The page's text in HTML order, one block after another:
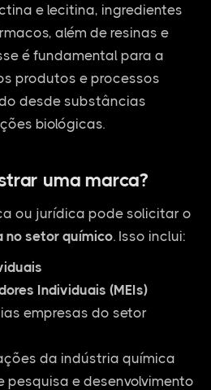
e lecitina, ingredientes
além de resinas e
é fundamental para a
produtos e processos
desde substâncias
biológicas.
uma marca?
ou jurídica pode solicitar o
no setor químico. Isso inclui:
Individuais (MEIs)
empresas do setor
da indústria química
pesquisa e desenvolvimento